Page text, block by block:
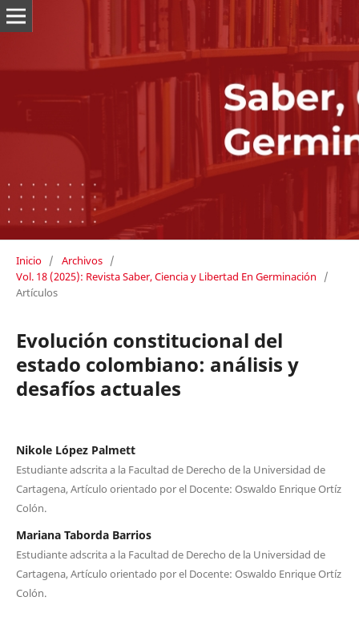
Inicio / Archivos /
Vol. 18 (2025): Revista Saber, Ciencia y Libertad En Germinación
/
Artículos
Evolución constitucional del
estado colombiano: análisis y
desafíos actuales
Nikole López Palmett
Estudiante adscrita a la Facultad de Derecho de la Universidad de
Cartagena, Artículo orientado por el Docente: Oswaldo Enrique Ortíz
Colón.
Mariana Taborda Barrios
Estudiante adscrita a la Facultad de Derecho de la Universidad de
Cartagena, Artículo orientado por el Docente: Oswaldo Enrique Ortíz
Colón.